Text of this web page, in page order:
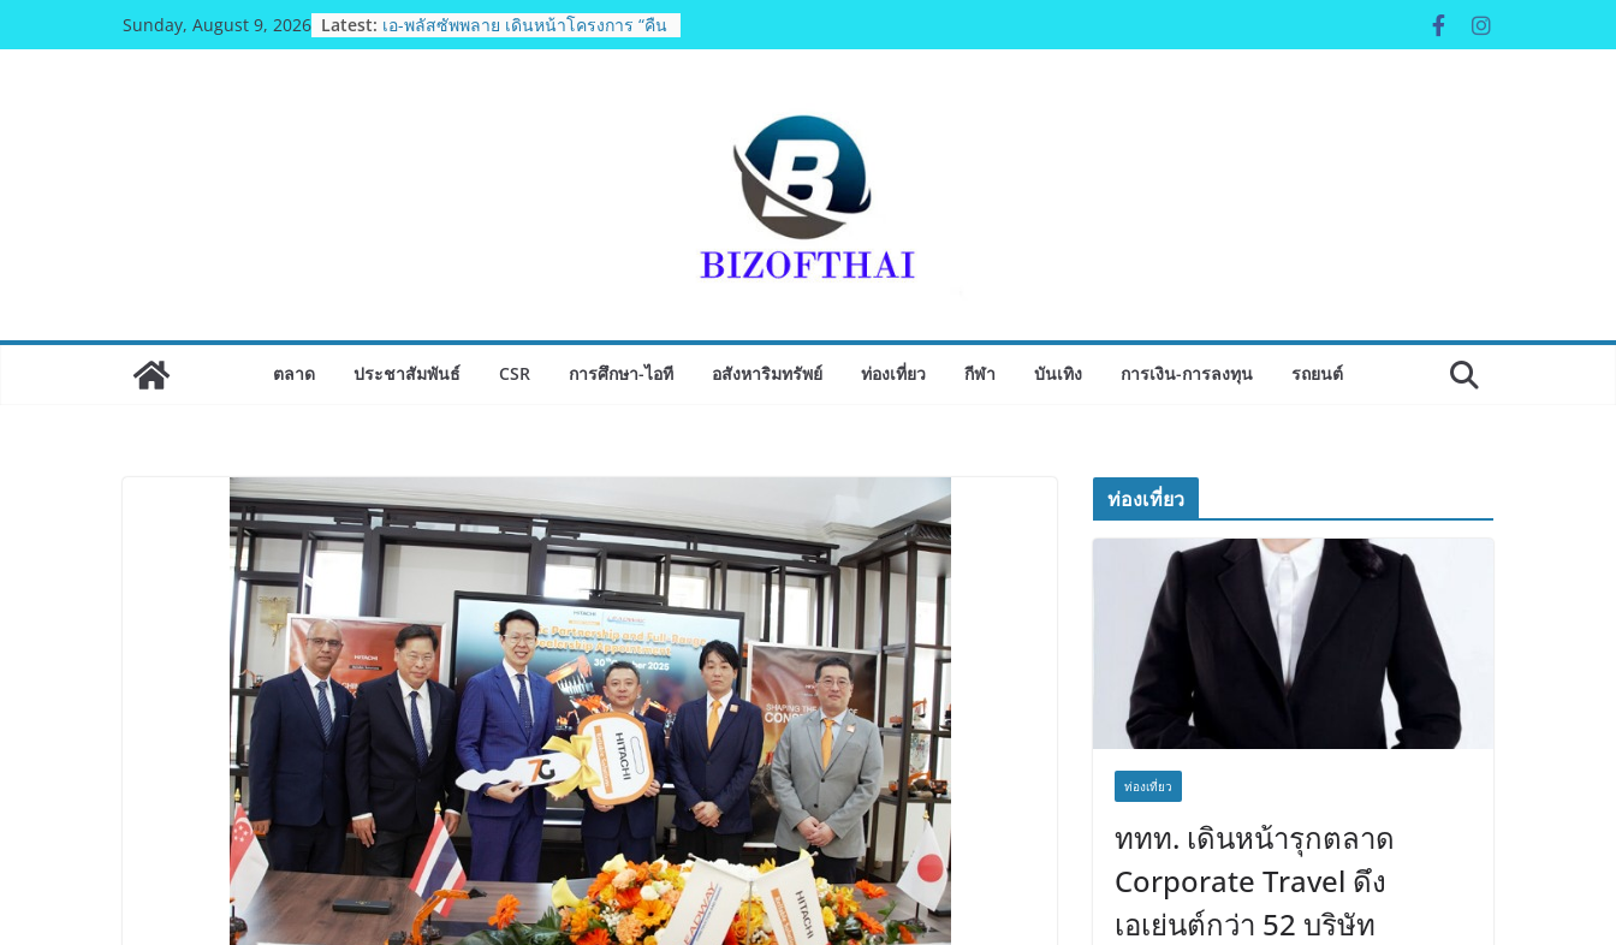
to
Sunday, August 9, 2026 Latest: เอ-พลัสซัพพลาย เดินหน้าโครงการ “คืน
ความชุ่มชื้นให้กับผิว” มอบเอบอนเน่ เด
บล็อกเล็ก ผิดพลาด
พิตบลู ศิษย์ทรายทอง กำปั้นดาวรุ่งวัย 15
ปีตัวแทน จ.พะเยาควงกำปั้นชนะน็อค
บัลลังก์โลก 108 ปอนด์ในศึกมวยไทย
SUPER CHAMP
ภารกิจตำรวจจราจรโครงการพระ
ราชดำริ นำส่งอวัยวะหัวใจ ดวงที่ 184
สำเร็จลุล่วง ณ รพ.ศิริราช
ตลาด ประชาสัมพันธ์ CSR การศึกษา-ไอที อสังหาริมทรัพย์ ท่องเที่ยว กีฬา บันเทิง การเงิน-การลงทุน รถยนต์
ท่องเที่ยว
ท่องเที่ยว
ททท. เดินหน้ารุกตลาด
Corporate Travel ดึง
เอเย่นต์กว่า 52 บริษัท